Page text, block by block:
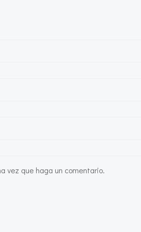
vez que haga un comentario.